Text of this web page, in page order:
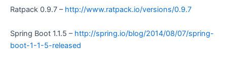
Ratpack 0.9.7 – http://www.ratpack.io/versions/0.9.7
Spring Boot 1.1.5 – http://spring.io/blog/2014/08/07/spring-
boot-1-1-5-released